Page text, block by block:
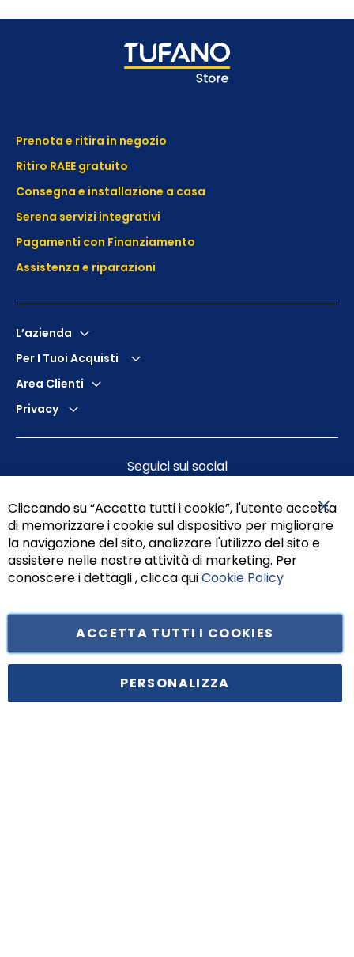
Prenota e ritira in negozio
Ritiro RAEE gratuito
Consegna e installazione a casa
Serena servizi integrativi
Pagamenti con Finanziamento
Assistenza e riparazioni
L’azienda
Per I Tuoi Acquisti
Area Clienti
Privacy
Seguici sui social
Principe di Piemonte 199, cap. 80026 Casoria (NA) - C.F. 05834470634 -
Cliccando su “Accetta tutti i cookie”, l'utente accetta
di memorizzare i cookie sul dispositivo per migliorare
la navigazione del sito, analizzare l'utilizzo del sito e
assistere nelle nostre attività di marketing. Per
conoscere i dettagli , clicca quiCookie Policy
ACCETTA TUTTI I COOKIES
PERSONALIZZA